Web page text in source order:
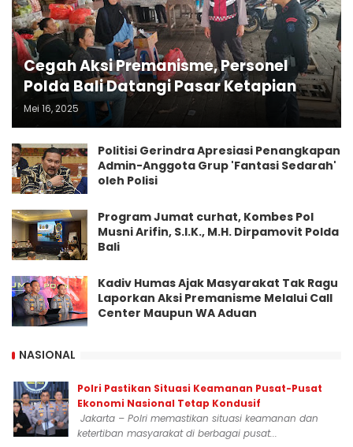
Cegah Aksi Premanisme, Personel
Polda Bali Datangi Pasar Ketapian
Mei 16, 2025
Politisi Gerindra Apresiasi Penangkapan
Admin-Anggota Grup 'Fantasi Sedarah'
oleh Polisi
Program Jumat curhat, Kombes Pol
Musni Arifin, S.I.K., M.H. Dirpamovit Polda
Bali
Kadiv Humas Ajak Masyarakat Tak Ragu
Laporkan Aksi Premanisme Melalui Call
Center Maupun WA Aduan
NASIONAL
Polri Pastikan Situasi Keamanan Pusat-Pusat
Ekonomi Nasional Tetap Kondusif
Jakarta – Polri memastikan situasi keamanan dan
ketertiban masyarakat di berbagai pusat...